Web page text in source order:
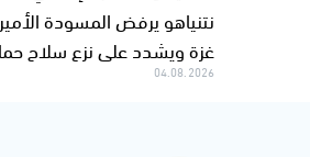
نتنياهو يرفض المسودة
غزة ويشدد على نزع سلاح
04.08.2026